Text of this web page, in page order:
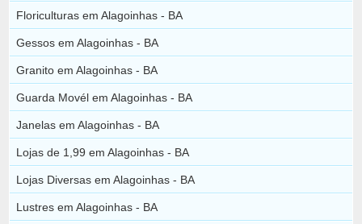
Floriculturas em Alagoinhas - BA
Gessos em Alagoinhas - BA
Granito em Alagoinhas - BA
Guarda Movél em Alagoinhas - BA
Janelas em Alagoinhas - BA
Lojas de 1,99 em Alagoinhas - BA
Lojas Diversas em Alagoinhas - BA
Lustres em Alagoinhas - BA